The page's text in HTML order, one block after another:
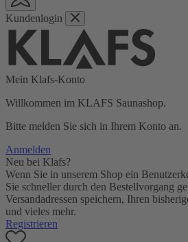
Kundenlogin
Mein Klafs-Konto
Willkommen im KLAFS Saunashop.
Bitte melden Sie sich in Ihrem Konto an.
Anmelden
Neu bei Klafs?
Wenn Sie in unserem Shop ein
Sie schneller durch den Bestellvorgang
Versandadressen speichern, Ihren
und vieles mehr.
Registrieren